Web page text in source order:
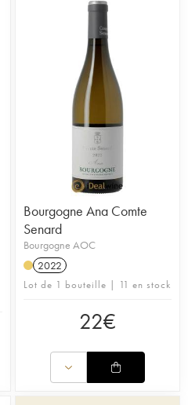
Bourgogne Ana Comte
Senard
Bourgogne AOC
2022
Lot de 1 bouteille | 11 en stock
22€